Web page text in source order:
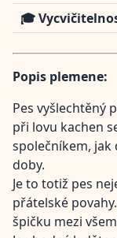
🎓
Popis plemene:
Pes vyšlechtěný
při lovu kachen
společníkem,
doby.
Je to totiž pes
přátelské
špičku mezi